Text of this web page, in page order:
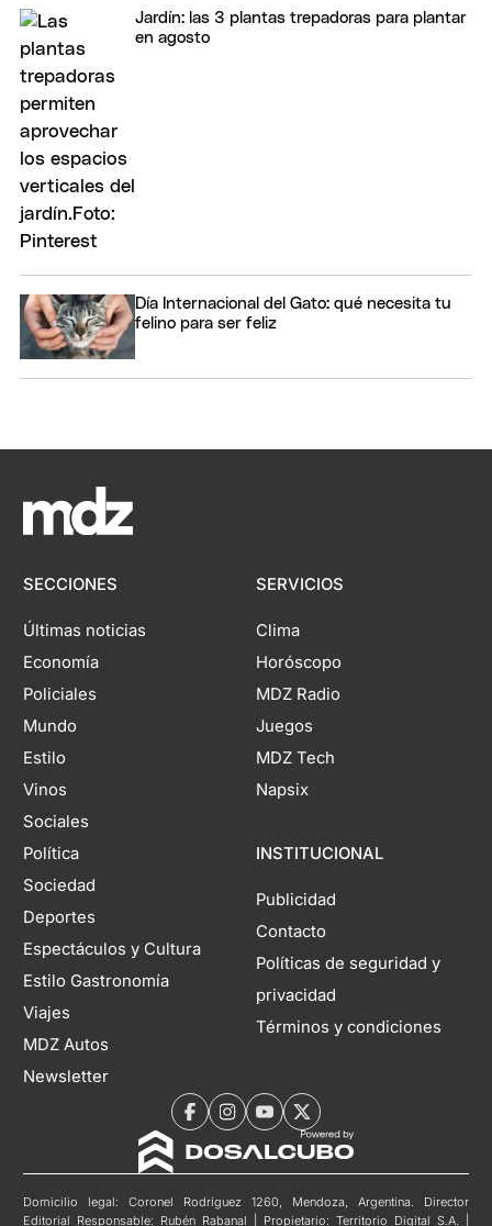
Jardín: las 3 plantas trepadoras para plantar
en agosto
Día Internacional del Gato: qué necesita tu
felino para ser feliz
SECCIONES
Últimas noticias
Economía
Policiales
Mundo
Estilo
Vinos
Sociales
Política
Sociedad
Deportes
Espectáculos y Cultura
Estilo Gastronomía
Viajes
MDZ Autos
Newsletter
SERVICIOS
Clima
Horóscopo
MDZ Radio
Juegos
MDZ Tech
Napsix
INSTITUCIONAL
Publicidad
Contacto
Políticas de seguridad y
privacidad
Términos y condiciones
Domicilio legal: Coronel Rodríguez 1260, Mendoza, Argentina. Director
Editorial Responsable: Rubén Rabanal | Propietario: Territorio Digital S.A. |